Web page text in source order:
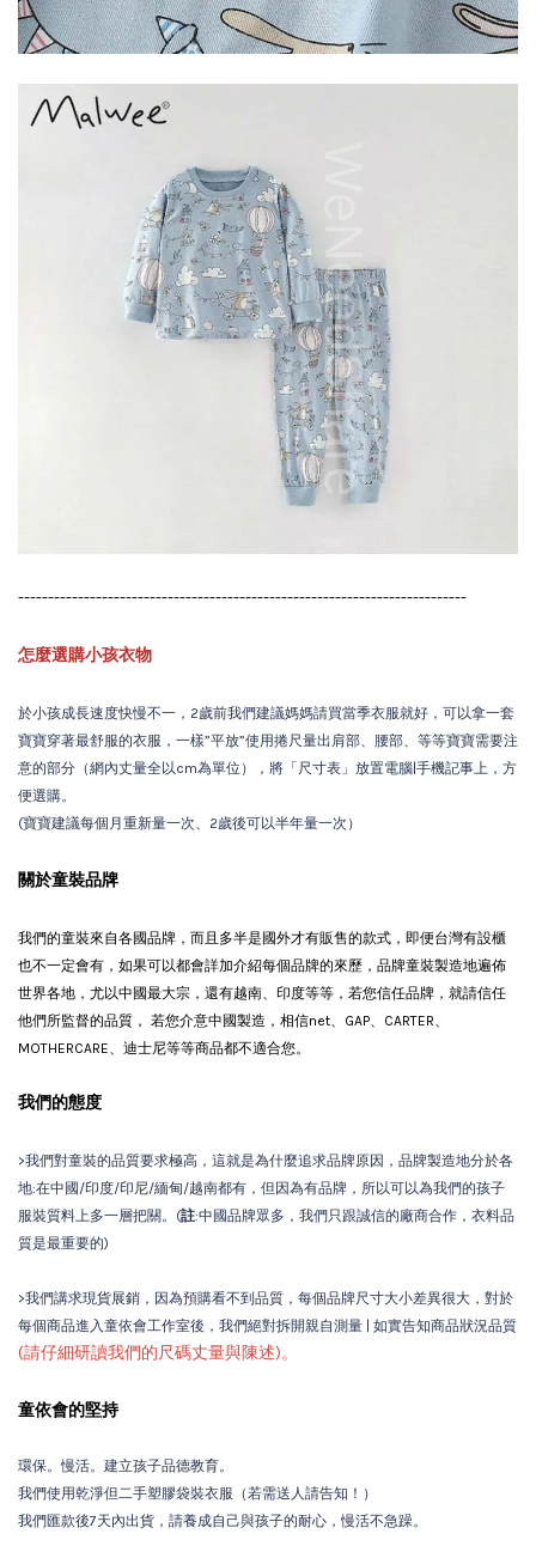
---------------------------------------------------------------------------
怎麼選購小孩衣物
於小孩成長速度快慢不一，2歲前我們建議媽媽請買當季衣服就好，可以拿一套
寶寶穿著最舒服的衣服，一樣”平放”使用捲尺量出肩部、腰部、等等寶寶需要注
意的部分（網內丈量全以cm為單位），將「尺寸表」放置電腦|手機記事上，方
便選購。
(寶寶建議每個月重新量一次、2歲後可以半年量一次）
關於童裝品牌
我們的童裝來自各國品牌，而且多半是國外才有販售的款式，即便台灣有設櫃
也不一定會有，如果可以都會詳加介紹每個品牌的來歷，品牌童裝製造地遍佈
世界各地，尤以中國最大宗，還有越南、印度等等，若您信任品牌，就請信任
他們所監督的品質， 若您介意中國製造，相信net、GAP、CARTER、
MOTHERCARE、迪士尼等等商品都不適合您。
我們的態度
>我們對童裝的品質要求極高，這就是為什麼追求品牌原因，品牌製造地分於各
地:在中國/印度/印尼/緬甸/越南都有，但因為有品牌，所以可以為我們的孩子
服裝質料上多一層把關。(註:中國品牌眾多，我們只跟誠信的廠商合作，衣料品
質是最重要的)
>我們講求現貨展銷，因為預購看不到品質，每個品牌尺寸大小差異很大，對於
每個商品進入童依會工作室後，我們絕對拆開親自測量 | 如實告知商品狀況品質
(請仔細研讀我們的尺碼丈量與陳述)。
童依會的堅持
環保。慢活。建立孩子品德教育。
我們使用乾淨但二手塑膠袋裝衣服（若需送人請告知！）
我們匯款後7天內出貨，請養成自己與孩子的耐心，慢活不急躁。